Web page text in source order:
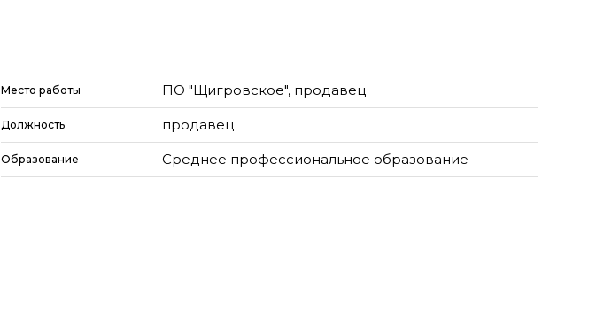
Место работы ПО "Щигровское", продавец
Должность продавец
Образование Среднее профессиональное образование